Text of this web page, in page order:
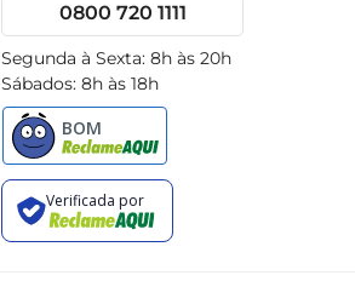
0800 720 1111
Segunda à Sexta: 8h às 20h
Sábados: 8h às 18h